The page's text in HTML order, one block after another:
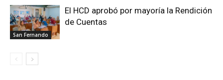
San Fernando
El HCD aprobó por mayoría la Rendición
de Cuentas